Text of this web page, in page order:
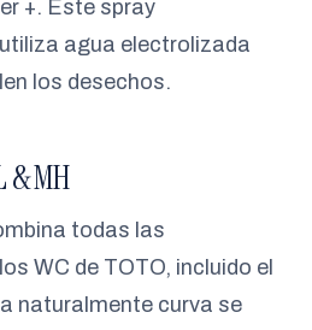
+. Este spray
agua electrolizada
los desechos.
& MH
todas las
WC de TOTO, incluido el
naturalmente curva se